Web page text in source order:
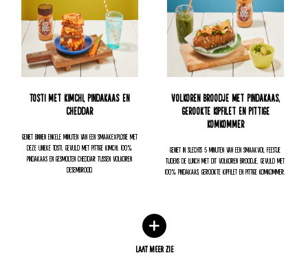
Tosti met kimchi, pindakaas en
cheddar
Geniet binnen enkele minuten van een smaakexplosie met
deze unieke tosti, gevuld met pittige kimchi, 100%
pindakaas en gesmolten cheddar tussen volkoren
desembrood.
Volkoren Broodje Met Pindakaas,
Gerookte Kipfilet En Pittige
Komkommer
Geniet in slechts 5 minuten van een smaakvol feestje
tijdens de lunch met dit volkoren broodje, gevuld met
100% pindakaas, gerookte kipfilet en pittige komkommer.
LAAT MEER ZIE